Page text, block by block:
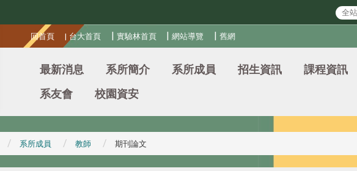
回首頁 | 台大首頁 | 實驗林首頁 |網站導覽 |舊網
最新消息 系所簡介 系所成員 招生資訊 課程資訊
系友會
校園資安
系所成員 教師 期刊論文